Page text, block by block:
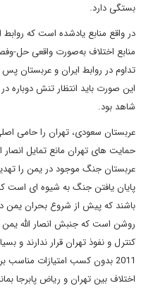
بستگی دارد.
در واقع منابع یادشده است که
منابع اختلاف به‌صورت واقعی حل-
تداوم در روابط ایران و عربستان
این صورت باید انتظار تنش دوباره
شاهد بود.
عربستان سعودی، تهران را حامی
حمایت های تهران مانع تمایل
عربستان جنگ موجود در یمن را
پایان یافتن جنگ به شیوه ای است
باشند که پیش از شروع بحران یمن
روشن است که جنبش انصار الله
کنترل و نفوذ تهران قرار ندارند و
2011 بدون کسب امتیازات مناسب
اختلاف بین تهران و ریاض پابرجا